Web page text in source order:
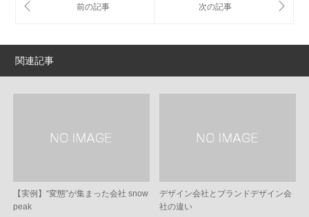
関連記事
【実例】“変態”が集まった会社 snow
peak
デザイン会社とブランドデザイン会
社の違い